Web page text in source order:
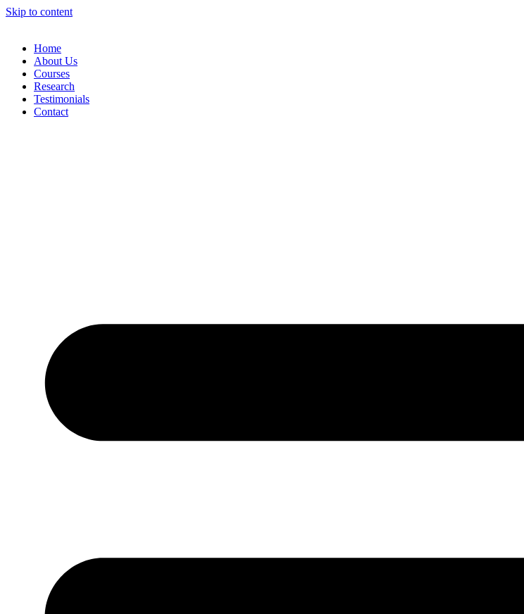
Skip to content
Home
About Us
Courses
Research
Testimonials
Contact